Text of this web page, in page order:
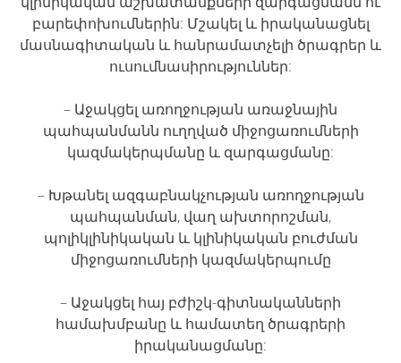
բարեփոխումներին: Մշակել և իրականացնել
մասնագիտական և հանրամատչելի ծրագրեր և
ուսումնասիրություններ:
– Աջակցել առողջության առաջնային
պահպանմանն ուղղված միջոցառումների
կազմակերպմանը և զարգացմանը:
– Խթանել ազգաբնակչության առողջության
պահպանման, վաղ ախտորոշման,
պոլիկլինիկական և կլինիկական բուժման
միջոցառումների կազմակերպումը
– Աջակցել հայ բժիշկ-գիտնականների
համախմբանը և համատեղ ծրագրերի
իրականացմանը: